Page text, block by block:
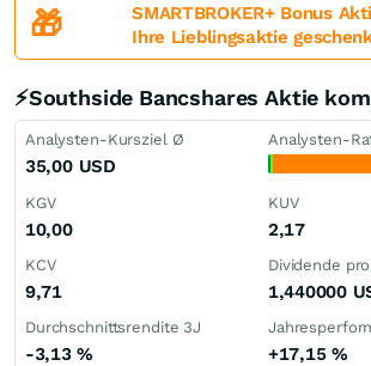
🎁
SMARTBROKER+ Bonus
Ihre Lieblingsaktie
⚡Southside Bancshares Aktie
Analysten-Kursziel Ø
35,00 USD
Analysten-
KGV
10,00
KUV
2,17
KCV
9,71
Dividende
1,440000
Durchschnittsrendite 3J
-3,13% +17,15 %